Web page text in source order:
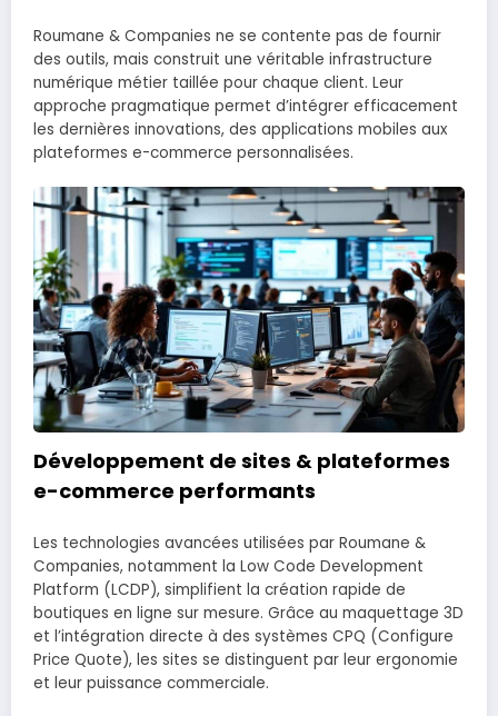
Roumane & Companies ne se contente pas de fournir
des outils, mais construit une véritable infrastructure
numérique métier taillée pour chaque client. Leur
approche pragmatique permet d’intégrer efficacement
les dernières innovations, des applications mobiles aux
plateformes e-commerce personnalisées.
Développement de sites & plateformes
e-commerce performants
Les technologies avancées utilisées par Roumane &
Companies, notamment la Low Code Development
Platform (LCDP), simplifient la création rapide de
boutiques en ligne sur mesure. Grâce au maquettage 3D
et l’intégration directe à des systèmes CPQ (Configure
Price Quote), les sites se distinguent par leur ergonomie
et leur puissance commerciale.